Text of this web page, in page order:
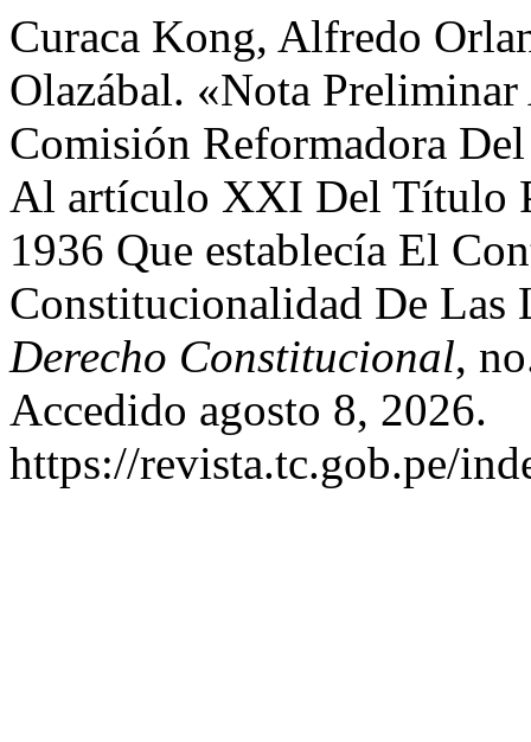
Curaca Kong, Alfredo
Olazábal. «Nota Preliminar
Comisión Reformadora
Al artículo XXI Del Título
1936 Que establecía El
Constitucionalidad De Las
Derecho Constitucional,
Accedido agosto 8, 2026.
https://revista.tc.gob.pe/